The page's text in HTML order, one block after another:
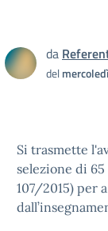
da
del
Si trasmette
selezione di
107/2015) per